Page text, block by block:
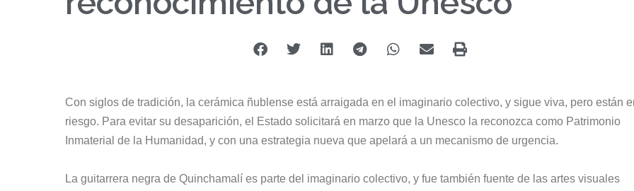
Con siglos de tradición, la cerámica ñublense está arraigada en el imaginario colectivo, y sigue viva, pero están
riesgo. Para evitar su desaparición, el Estado solicitará en marzo que la Unesco la reconozca como Patrimonio
Inmaterial de la Humanidad, y con una estrategia nueva que apelará a un mecanismo de urgencia.
La guitarrera negra de Quinchamalí es parte del imaginario colectivo, y fue también fuente de las artes visuales